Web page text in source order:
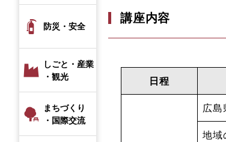
防災・安全
しごと・産業
・観光
まちづくり
・国際交流
講座内容
日程
広島
地域